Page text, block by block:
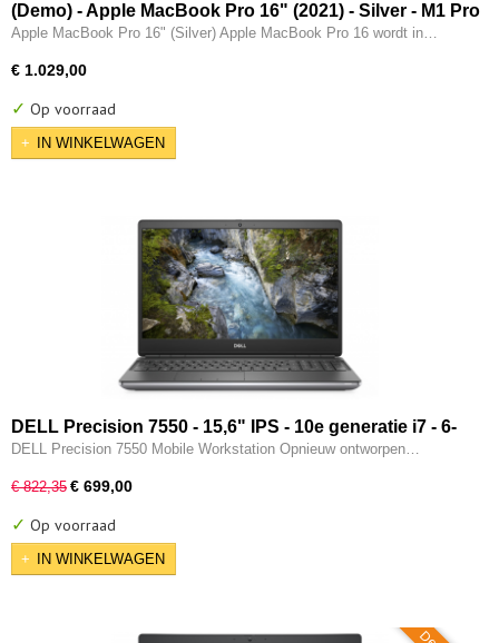
(Demo) - Apple MacBook Pro 16" (2021) - Silver - M1 Pro
(10 core) - 32GB - 512GB - 16 Core GPU - Thunderbolt -
Apple MacBook Pro 16" (Silver) Apple MacBook Pro 16 wordt in…
€ 1.029,00
✓ Op voorraad
IN WINKELWAGEN
DELL Precision 7550 - 15,6" IPS - 10e generatie i7 - 6-
CORE - 32GB - 512GB SSD - 2x Thunderbolt - Nvidia
DELL Precision 7550 Mobile Workstation Opnieuw ontworpen…
€ 822,35 € 699,00
✓ Op voorraad
IN WINKELWAGEN